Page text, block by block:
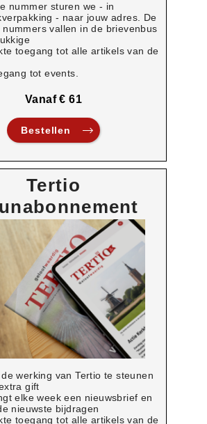
nummer sturen we - in
- naar jouw adres. De
nummers vallen in de brievenbus
toegang tot alle artikels van de
tot events.
Vanaf € 61
Bestellen
Tertio
werking van Tertio te steunen
gift
elke week een nieuwsbrief en
nieuwste bijdragen
toegang tot alle artikels van de